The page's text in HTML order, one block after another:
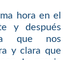
hora en el
y después
que nos
y clara que